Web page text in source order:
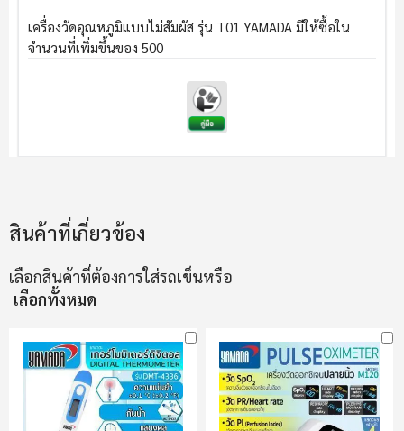
เครื่องวัดอุณหภูมิแบบไม่สัมผัส รุ่น T01 YAMADA มีให้ซื้อใน
จำนวนที่เพิ่มขึ้นของ 500
สินค้าที่เกี่ยวข้อง
เลือกสินค้าที่ต้องการใส่รถเข็นหรือ
เลือกทั้งหมด